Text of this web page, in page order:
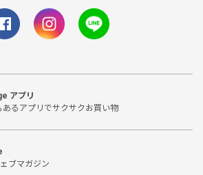
アプリ
あるアプリでサクサクお買い物
ブマガジン